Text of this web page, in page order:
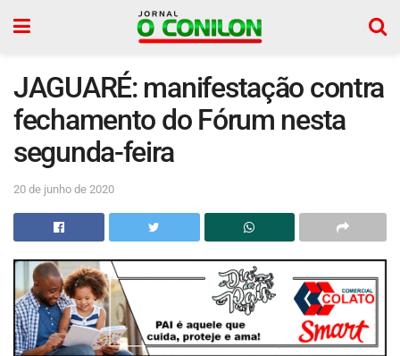
JAGUARÉ: manifestação contra
fechamento do Fórum nesta
segunda-feira
20 de junho de 2020